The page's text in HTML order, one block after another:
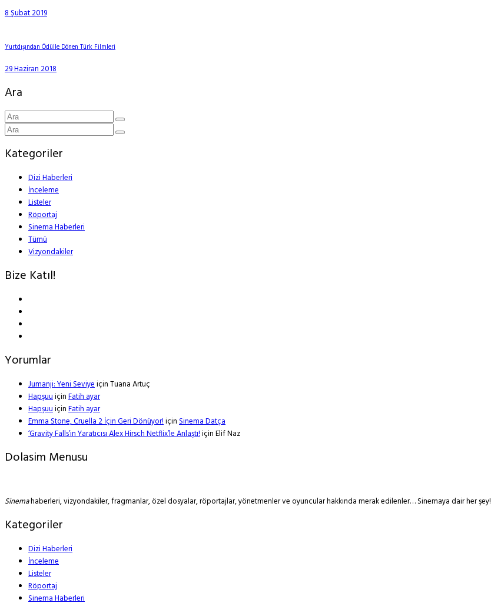
8 Şubat 2019
Yurtdışından Ödülle Dönen Türk Filmleri
29 Haziran 2018
Ara
Kategoriler
Dizi Haberleri
İnceleme
Listeler
Röportaj
Sinema Haberleri
Tümü
Vizyondakiler
Bize Katıl!
Yorumlar
Jumanji: Yeni SeviyeiçinTuana Artuç
HapşuuiçinFatih ayar
HapşuuiçinFatih ayar
Emma Stone, Cruella 2 İçin Geri Dönüyor!içinSinema Datça
‘Gravity Falls’ın Yaratıcısı Alex Hirsch Netflix’le Anlaştı!içinElif Naz
Dolasim Menusu
Sinemahaberleri, vizyondakiler, fragmanlar, özel dosyalar, röportajlar, yönetmenler ve oyuncular hakkında merak edilenler… Sinemaya dair her şey!
Kategoriler
Dizi Haberleri
İnceleme
Listeler
Röportaj
Sinema Haberleri